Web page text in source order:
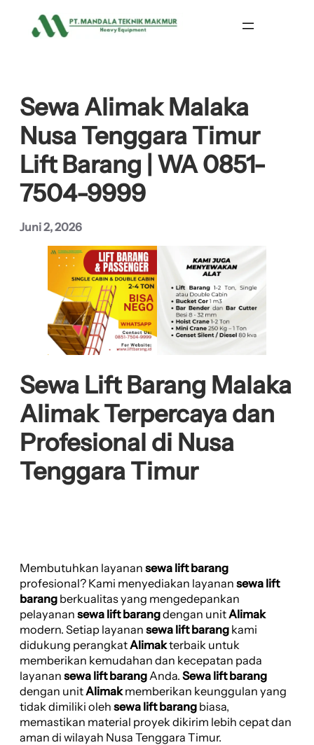
Sewa Alimak Malaka
Nusa Tenggara Timur
Lift Barang | WA 0851-
7504-9999
Juni 2, 2026
Sewa Lift Barang Malaka
Alimak Terpercaya dan
Profesional di Nusa
Tenggara Timur
Membutuhkan layanan sewa lift barang
profesional? Kami menyediakan layanan sewa lift
barang berkualitas yang mengedepankan
pelayanan sewa lift barangdengan unit Alimak
modern. Setiap layanan sewa lift barang kami
didukung perangkat Alimakterbaik untuk
memberikan kemudahan dan kecepatan pada
layanan sewa lift barang Anda. Sewa lift barang
dengan unit Alimakmemberikan keunggulan yang
tidak dimiliki oleh sewa lift barang biasa,
memastikan material proyek dikirim lebih cepat dan
aman di wilayah Nusa Tenggara Timur.